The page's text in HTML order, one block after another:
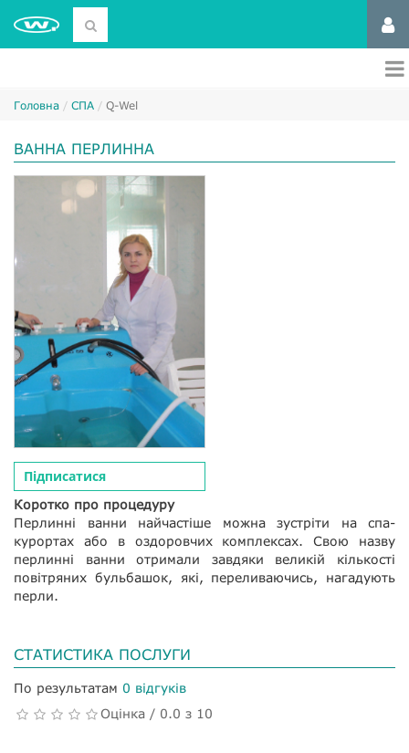
Головна СПА Q-Wel
ВАННА ПЕРЛИННА
Підписатися
Коротко про процедуру
Перлинні ванни найчастіше можна зустріти на спа-
курортах або в оздоровчих комплексах. Свою назву
перлинні ванни отримали завдяки великій кількості
повітряних бульбашок, які, переливаючись, нагадують
перли.
СТАТИСТИКА ПОСЛУГИ
По результатам 0 відгуків
Оцінка / 0.0 з 10